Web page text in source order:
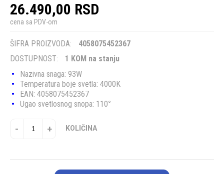
26.490,00 RSD
cena sa PDV-om
ŠIFRA PROIZVODA:
4058075452367
DOSTUPNOST:
1 KOM na stanju
Nazivna snaga: 93W
Temperatura boje svetla: 4000K
EAN: 4058075452367
Ugao svetlosnog snopa: 110°
- + KOLIČINA